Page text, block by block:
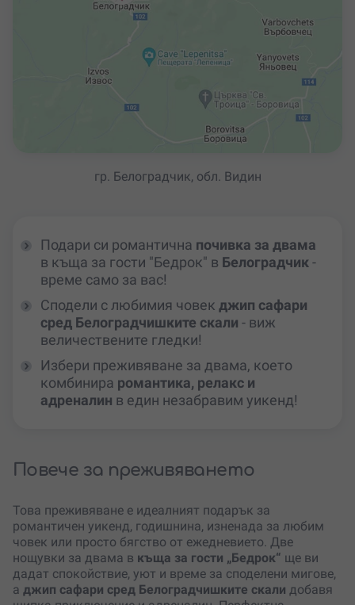
гр. Белоградчик, обл. Видин
Подари си романтична почивка за двама
в къща за гости "Бедрок" в Белоградчик -
време само за вас!
Сподели с любимия човек джип сафари
сред Белоградчишките скали - виж
величествените гледки!
Избери преживяване за двама, което
комбинира романтика, релакс и
адреналин в един незабравим уикенд!
Повече за преживяването
Това преживяване е идеалният подарък за
романтичен уикенд, годишнина, изненада за любим
човек или просто бягство от ежедневието. Две
нощувки за двама в къща за гости „Бедрок“ ще ви
дадат спокойствие, уют и време за споделени мигове,
а джип сафари сред Белоградчишките скали добавя